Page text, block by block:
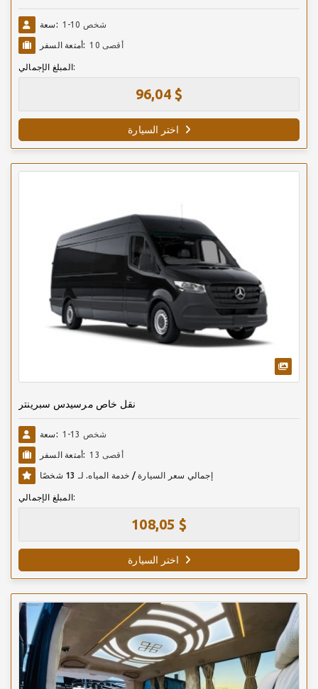
سعة: 1-10 شخص
أمتعة السفر: أقصى 10
المبلغ الإجمالي:
96,04 $
اختر السيارة
نقل خاص مرسيدس سبرينتر
سعة: 1-13 شخص
أمتعة السفر: أقصى 13
إجمالي سعر السيارة / خدمة المياه. لـ 13 شخصًا
المبلغ الإجمالي:
108,05 $
اختر السيارة